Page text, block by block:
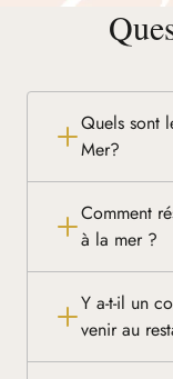
Quels sont
Mer?
Comment
à la mer ?
Y a-t-il un
venir au